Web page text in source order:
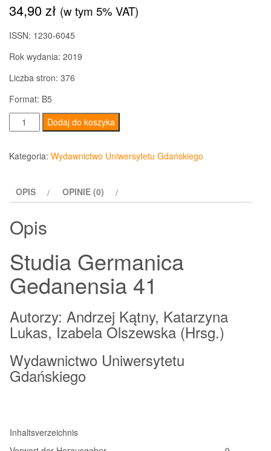
34,90zł (w tym 5% VAT)
ISSN: 1230-6045
Rok wydania: 2019
Liczba stron: 376
Format: B5
ilość
Studia
Germanica
Gedanensia
Dodaj do koszyka
Kategoria: Wydawnictwo Uniwersytetu Gdańskiego
OPIS OPINIE (0)
Opis
Studia Germanica
Gedanensia 41
Autorzy: Andrzej Kątny, Katarzyna
Lukas, Izabela Olszewska (Hrsg.)
Wydawnictwo Uniwersytetu
Gdańskiego
Inhaltsverzeichnis